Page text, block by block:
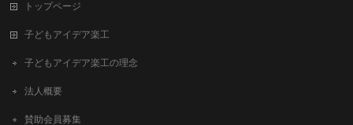
トップページ
子どもアイデア楽工
子どもアイデア楽工の理念
法人概要
賛助会員募集